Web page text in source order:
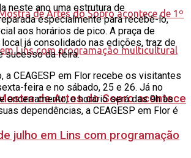
de Artes do Sopro acontece
julho em Lins com programação
neste ano uma estrutura de
especialmente para recebê-lo,
aos horários de pico. A praça de
já consolidado nas edições, traz de
sucesso da feira.
a CEAGESP em Flor recebe os visitantes
feira e no sábado, 25 e 26. Já no
encerramento, o horário será das 9hàs
dependências, a CEAGESP em Flor é